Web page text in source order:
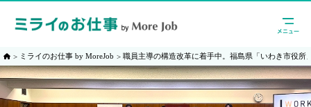
ミライのお仕事 by MoreJob 職員主導の構造改革に着手中。福島県「いわき市役所